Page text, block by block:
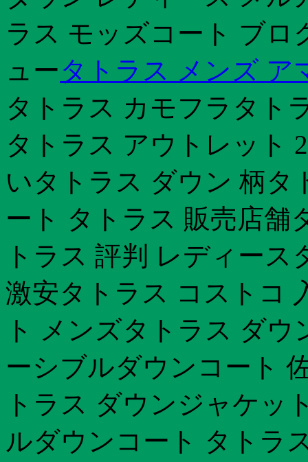
ラス モッズコート ブ
ュータトラス メンズ ア
タトラス カモフラタト
タトラス アウトレット
いタトラス ダウン 柄タ
ート タトラス 販売店舗
トラス 評判 レディー
激安タトラス コストコ
ト メンズタトラス ダ
ーシブルダウンコート
トラス ダウンジャケッ
ルダウンコート タトラ